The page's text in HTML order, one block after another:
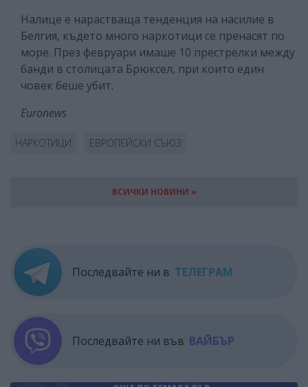
Налице е нарастваща тенденция на насилие в
Белгия, където много наркотици се пренасят по
море. През февруари имаше 10 престрелки между
банди в столицата Брюксел, при които един
човек беше убит.
Euronews
НАРКОТИЦИ ЕВРОПЕЙСКИ СЪЮЗ
ВСИЧКИ НОВИНИ »
Последвайте ни в ТЕЛЕГРАМ
Последвайте ни във ВАЙБЪР